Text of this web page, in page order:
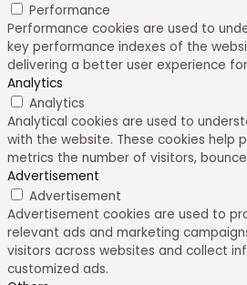
Performance
Performance cookies are used to
key performance indexes of the
delivering a better user experience
Analytics
Analytics
Analytical cookies are used to
with the website. These cookies help
metrics the number of visitors,
Advertisement
Advertisement
Advertisement cookies are used to
relevant ads and marketing
visitors across websites and collect
customized ads.